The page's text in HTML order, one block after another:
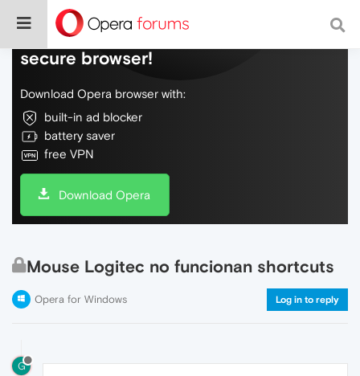
Do more on the web, with a fast and
secure browser!
Download Opera browser with:
built-in ad blocker
battery saver
free VPN
Download Opera
Mouse Logitec no funcionan shortcuts
Opera for Windows Log in to reply
G